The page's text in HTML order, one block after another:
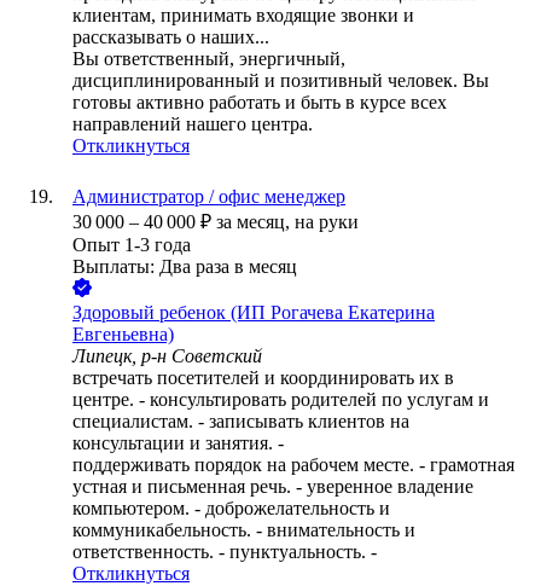
клиентам, принимать входящие звонки и
рассказывать о наших...
Вы ответственный, энергичный,
дисциплинированный и позитивный человек. Вы
готовы активно работать и быть в курсе всех
направлений нашего центра.
Откликнуться
Администратор / офис менеджер
30 000 – 40 000 ₽ за месяц, на руки
Опыт 1-3 года
Выплаты: Два раза в месяц
Здоровый ребенок (ИП Рогачева Екатерина
Евгеньевна)
Липецк, р-н Советский
встречать посетителей и координировать их в
центре. - консультировать родителей по услугам и
специалистам. - записывать клиентов на
консультации и занятия. -
поддерживать порядок на рабочем месте. - грамотная
устная и письменная речь. - уверенное владение
компьютером. - доброжелательность и
коммуникабельность. - внимательность и
ответственность. - пунктуальность. -
Откликнуться